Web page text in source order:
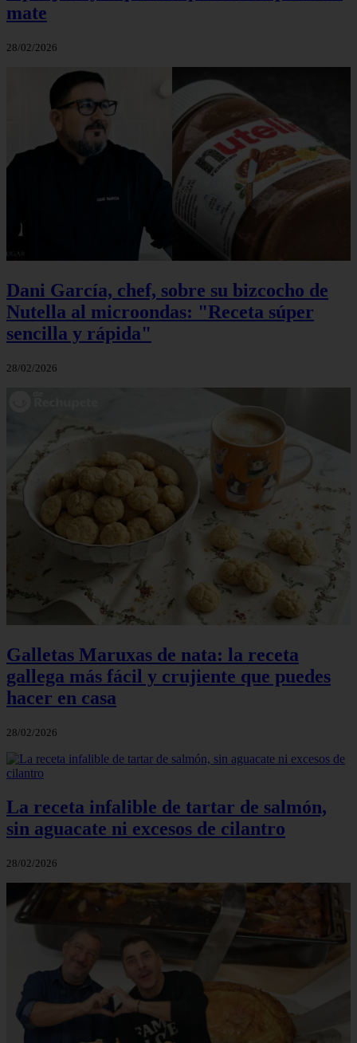
mate
28/02/2026
Dani García, chef, sobre su bizcocho de
Nutella al microondas: "Receta súper
sencilla y rápida"
28/02/2026
Galletas Maruxas de nata: la receta
gallega más fácil y crujiente que puedes
hacer en casa
28/02/2026
La receta infalible de tartar de salmón,
sin aguacate ni excesos de cilantro
28/02/2026